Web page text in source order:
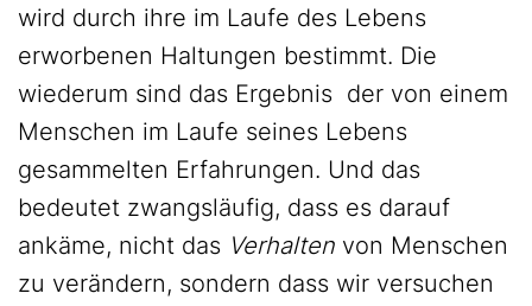
wird durch ihre im Laufe des Lebens
erworbenen Haltungen bestimmt. Die
wiederum sind das Ergebnis der von einem
Menschen im Laufe seines Lebens
gesammelten Erfahrungen. Und das
bedeutet zwangsläufig, dass es darauf
ankäme, nicht das Verhalten von Menschen
zu verändern, sondern dass wir versuchen